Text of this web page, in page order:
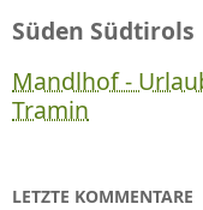
Süden Südtirols
Mandlhof -
Tramin
LETZTE KOMMENTARE